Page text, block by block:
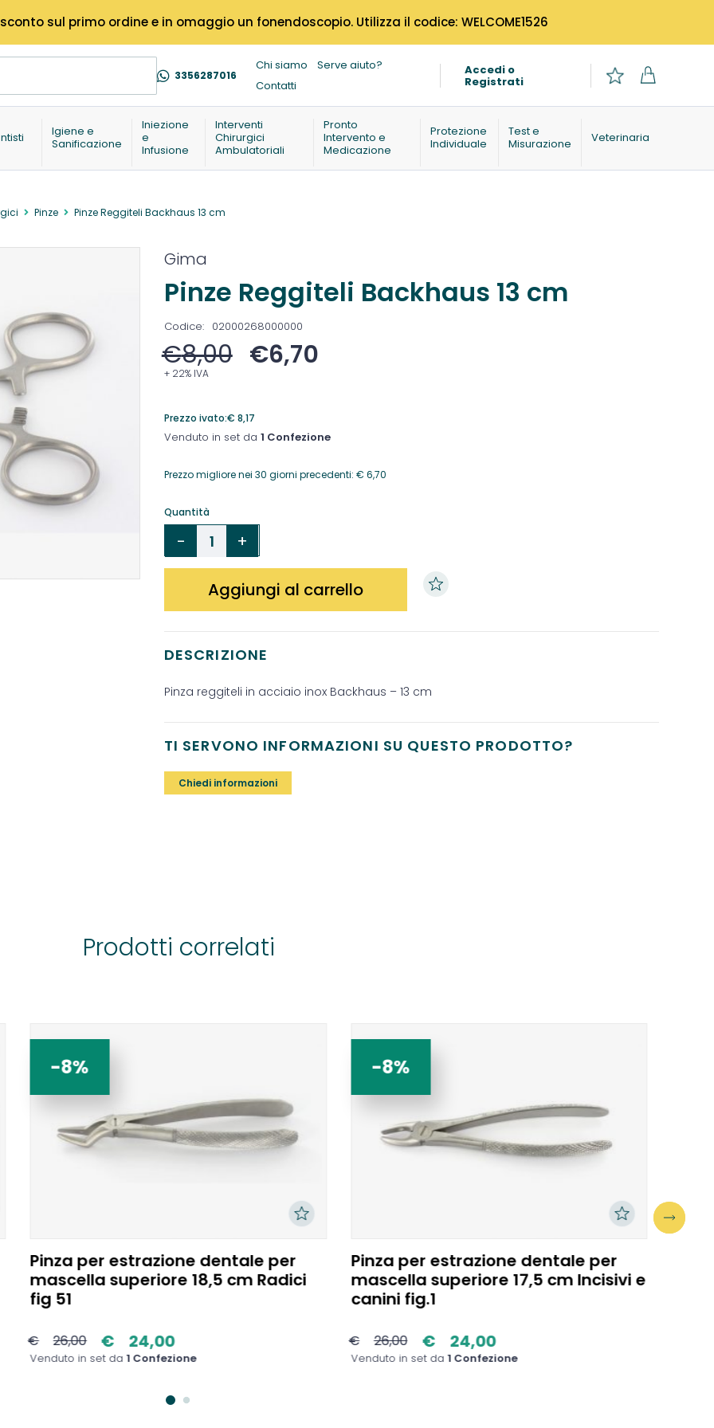
sul primo ordine e in omaggio un fonendoscopio. Utilizza il codice: WELCOME1526
3356287016
Chi siamo
Serve aiuto?
Contatti
Accedi o
Registrati
Igiene e
Sanificazione
Iniezione
e
Infusione
Interventi
Chirurgici
Ambulatoriali
Pronto
Intervento e
Medicazione
Protezione
Individuale
Test e
Misurazione
Veterinaria
Pinze Pinze Reggiteli Backhaus 13 cm
Gima
Pinze Reggiteli Backhaus 13 cm
Codice: 02000268000000
€8,00 €6,70
+ 22% IVA
Prezzo ivato:€ 8,17
Venduto in set da 1 Confezione
Prezzo migliore nei 30 giorni precedenti: € 6,70
Quantità
Aggiungi al carrello
DESCRIZIONE
Pinza reggiteli in acciaio inox Backhaus – 13 cm
TI SERVONO INFORMAZIONI SU QUESTO PRODOTTO?
Chiedi informazioni
Prodotti correlati
-8%
Pinza per estrazione dentale per
mascella superiore 18,5 cm Radici
fig 51
€ 26,00 € 24,00
Venduto in set da1 Confezione
-8%
Pinza per estrazione dentale per
mascella superiore 17,5 cm Incisivi e
canini fig.1
€ 26,00 € 24,00
Venduto in set da1 Confezione